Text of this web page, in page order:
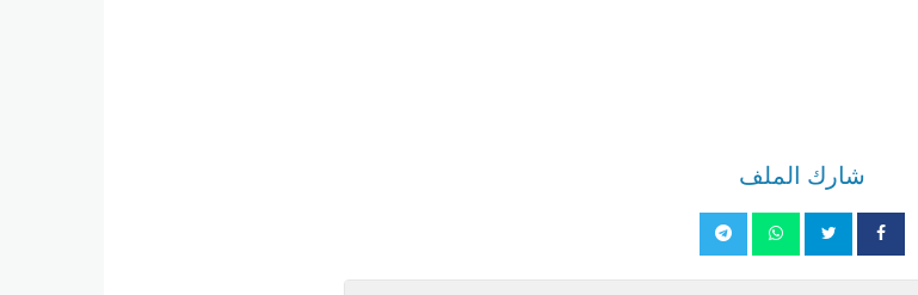
شارك الملف